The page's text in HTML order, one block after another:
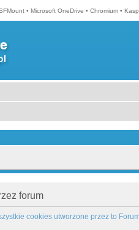
• Microsoft OneDrive • Chromium •
forum
cookies utworzone przez to